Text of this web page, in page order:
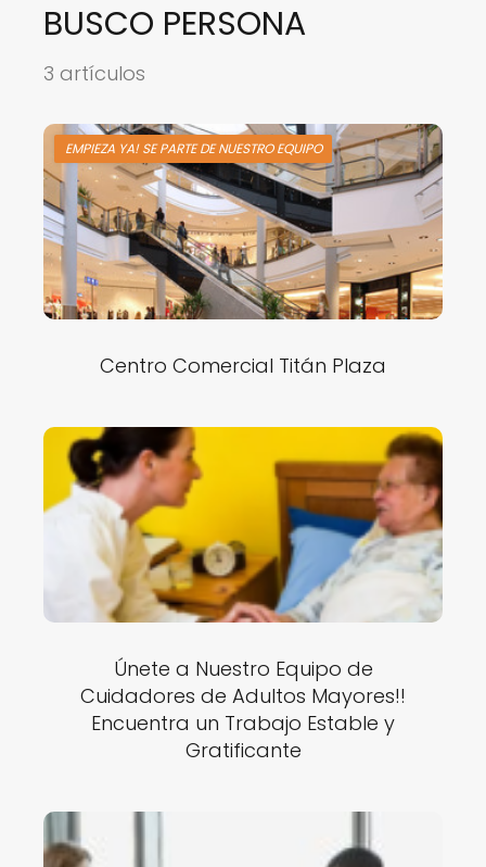
BUSCO PERSONA
3 artículos
EMPIEZA YA! SE PARTE DE NUESTRO EQUIPO
Centro Comercial Titán Plaza
Únete a Nuestro Equipo de
Cuidadores de Adultos Mayores!!
Encuentra un Trabajo Estable y
Gratificante